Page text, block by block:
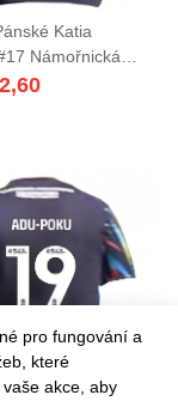
Katia
Námořnická
Daleko
pro fungování a
které
akce, aby